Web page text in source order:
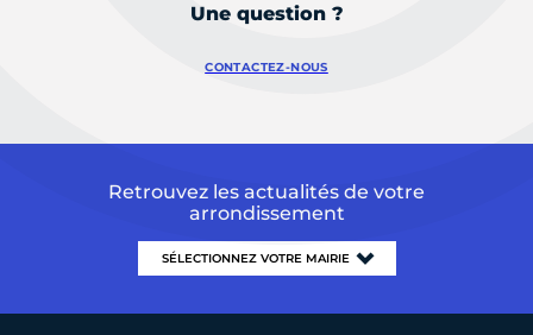
Une question ?
CONTACTEZ-NOUS
Retrouvez les actualités de votre
arrondissement